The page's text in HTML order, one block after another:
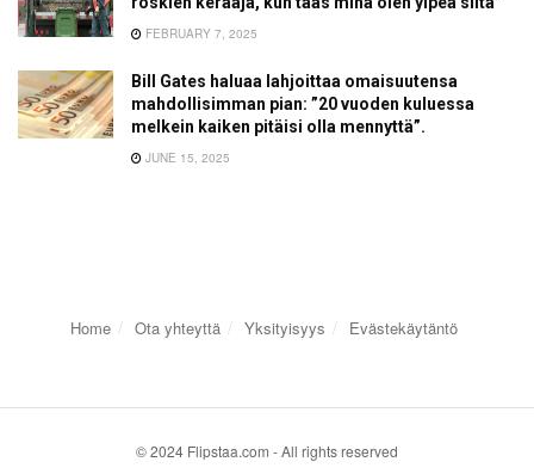
FEBRUARY 7, 2025
Bill Gates haluaa lahjoittaa omaisuutensa
mahdollisimman pian: ”20 vuoden kuluessa
melkein kaiken pitäisi olla mennyttä”.
JUNE 15, 2025
Home Ota yhteyttä Yksityisyys Evästekäytäntö
© 2024 Flipstaa.com - All rights reserved